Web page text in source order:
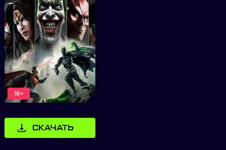
18+
СКАЧАТЬ